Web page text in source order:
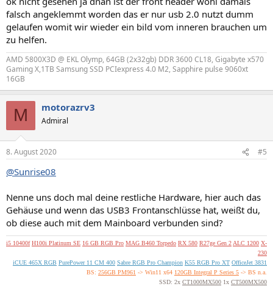
falsch angeklemmt worden das er nur usb 2.0 nutzt dumm
gelaufen womit wir wieder ein bild vom inneren brauchen um
zu helfen.
AMD 5800X3D @ EKL Olymp, 64GB (2x32gb) DDR 3600 CL18, Gigabyte x570
Gaming X,1TB Samsung SSD PCIexpress 4.0 M2, Sapphire pulse 9060xt
16GB
M motorazrv3
Admiral
8. August 2020 #5
@Sunrise08
Nenne uns doch mal deine restliche Hardware, hier auch das
Gehäuse und wenn das USB3 Frontanschlüsse hat, weißt du,
ob diese auch mit dem Mainboard verbunden sind?
i5 10400f H100i Platinum SE 16 GB RGB Pro MAG B460 Torpedo RX 580 R27ge Gen 2 ALC 1200 X-
230
iCUE 465X RGB PurePower 11 CM 400 Sabre RGB Pro Champion K55 RGB Pro XT OfficeJet 3831
BS: 256GB PM961 -> Win11 x64 120GB Integral P Series 5 -> BS n.a.
SSD: 2x CT1000MX500 1x CT500MX500